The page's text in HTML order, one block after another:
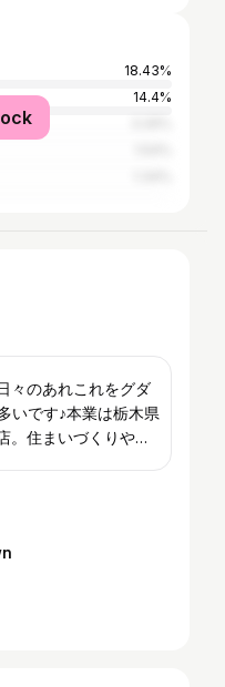
18.43%
14.4%
々のあれこれをグダ
いです♪本業は栃木県
。住まいづくりや店